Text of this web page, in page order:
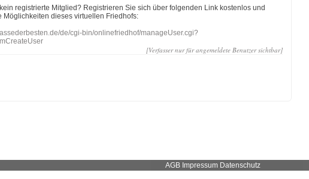
registrierte Mitglied? Registrieren Sie sich über folgenden Link kostenlos und
Möglichkeiten dieses virtuellen Friedhofs:
de/cgi-bin/onlinefriedhof/manageUser.cgi?
[Verfasser nur für angemeldete Benutzer sichtbar]
AGB Impressum Datenschutz